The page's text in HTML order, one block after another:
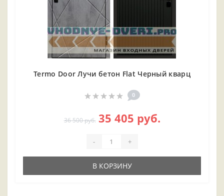
Termo Door Лучи бетон Flat Черный кварц
0
36 500 руб. 35 405 руб.
- +
В КОРЗИНУ